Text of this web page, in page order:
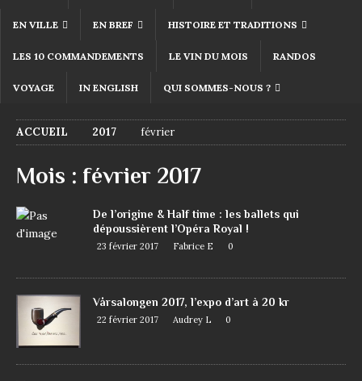
EN VILLE EN BREF HISTOIRE ET TRADITIONS
LES 10 COMMANDEMENTS LE VIN DU MOIS RANDOS
VOYAGE IN ENGLISH QUI SOMMES-NOUS ?
ACCUEIL 2017 février
Mois : février 2017
De l’origine & Half time : les ballets qui
dépoussièrent l’Opéra Royal !
23 février 2017 Fabrice E 0
Vårsalongen 2017, l’expo d’art à 20 kr
22 février 2017 Audrey L 0